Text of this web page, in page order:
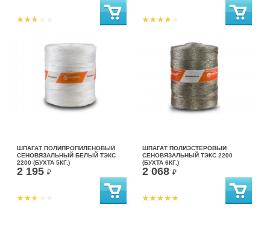
ШПАГАТ ПОЛИПРОПИЛЕНОВЫЙ
СЕНОВЯЗАЛЬНЫЙ БЕЛЫЙ ТЭКС
2200 (БУХТА 5КГ.)
2 195 ₽
ШПАГАТ ПОЛИЭСТЕРОВЫЙ
СЕНОВЯЗАЛЬНЫЙ ТЭКС 2200
(БУХТА 6КГ.)
2 068 ₽